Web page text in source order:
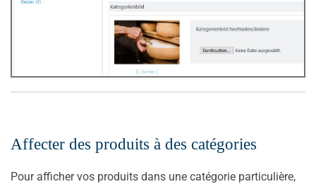
Affecter des produits à des catégories
Pour afficher vos produits dans une catégorie particulière,